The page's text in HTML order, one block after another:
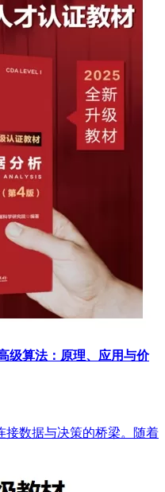
级算法：原理、应用与价
接数据与决策的桥梁。随着